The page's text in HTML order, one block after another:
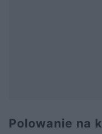
Polowanie na